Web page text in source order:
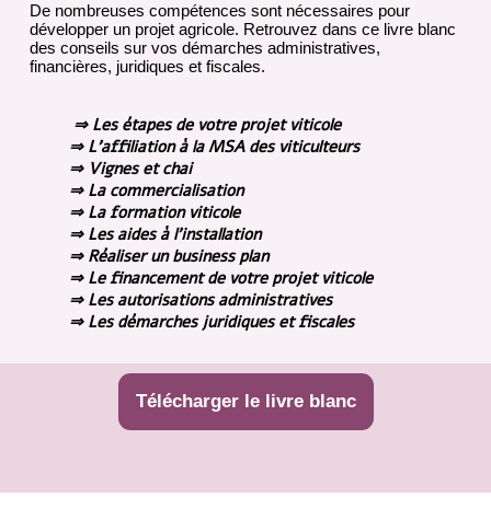
De nombreuses compétences sont nécessaires pour
développer un projet agricole. Retrouvez dans ce livre blanc
des conseils sur vos démarches administratives,
financières, juridiques et fiscales.
⇒ Les étapes de votre projet viticole
⇒ L'affiliation à la MSA des viticulteurs
⇒ Vignes et chai
⇒ La commercialisation
⇒ La formation viticole
⇒ Les aides à l'installation
⇒ Réaliser un business plan
⇒ Le financement de votre projet viticole
⇒ Les autorisations administratives
⇒ Les démarches juridiques et fiscales
Télécharger le livre blanc